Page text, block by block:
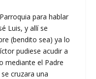
para hablar
Luis, y allí se
(bendito sea) ya lo
pudiese acudir a
mediante el Padre
cruzara una